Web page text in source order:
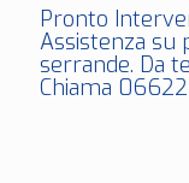
Pronto
Assistenza su
serrande. Da
Chiama